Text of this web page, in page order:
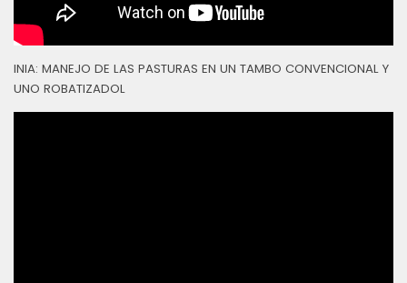
INIA: MANEJO DE LAS PASTURAS EN UN TAMBO CONVENCIONAL Y
UNO ROBATIZADOL